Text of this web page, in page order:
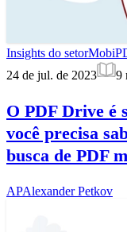
Insights do setor
24 de jul. de 2023
9
O PDF Drive é
você precisa
busca de PDF
APAlexander Petkov